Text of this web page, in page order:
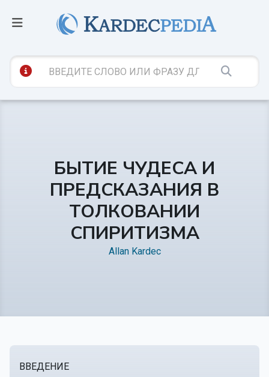
БЫТИЕ ЧУДЕСА И
ПРЕДСКАЗАНИЯ В
ТОЛКОВАНИИ
СПИРИТИЗМА
Allan Kardec
ВВЕДЕНИЕ